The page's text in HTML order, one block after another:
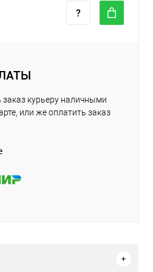
курьеру наличными
или же оплатить заказ